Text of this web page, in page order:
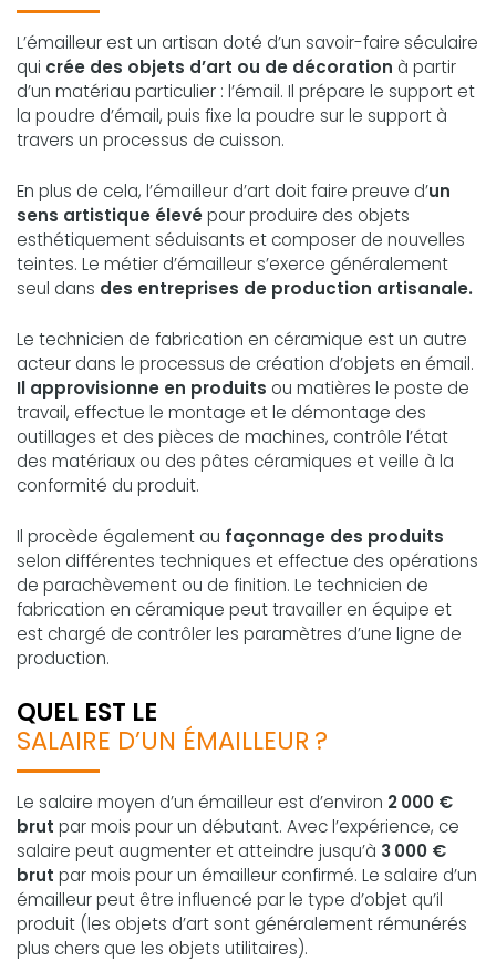
L’émailleur est un artisan doté d’un savoir-faire séculaire
qui crée des objets d’art ou de décoration à partir
d’un matériau particulier : l’émail. Il prépare le support et
la poudre d’émail, puis fixe la poudre sur le support à
travers un processus de cuisson.
En plus de cela, l’émailleur d’art doit faire preuve d’un
sens artistique élevépour produire des objets
esthétiquement séduisants et composer de nouvelles
teintes. Le métier d’émailleur s’exerce généralement
seul dans des entreprises de production artisanale.
Le technicien de fabrication en céramique est un autre
acteur dans le processus de création d’objets en émail.
Il approvisionne en produits ou matières le poste de
travail, effectue le montage et le démontage des
outillages et des pièces de machines, contrôle l’état
des matériaux ou des pâtes céramiques et veille à la
conformité du produit.
Il procède également au façonnage des produits
selon différentes techniques et effectue des opérations
de parachèvement ou de finition. Le technicien de
fabrication en céramique peut travailler en équipe et
est chargé de contrôler les paramètres d’une ligne de
production.
QUEL EST LE
SALAIRE D’UN ÉMAILLEUR ?
Le salaire moyen d’un émailleur est d’environ 2 000 €
brut par mois pour un débutant. Avec l’expérience, ce
salaire peut augmenter et atteindre jusqu’à 3 000 €
brut par mois pour un émailleur confirmé. Le salaire d’un
émailleur peut être influencé par le type d’objet qu’il
produit (les objets d’art sont généralement rémunérés
plus chers que les objets utilitaires).